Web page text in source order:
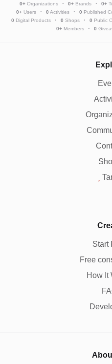
0+Organizations 0+Brands 0+
0+ Users 0 Activities 0 Published
0 Digital Products 0 Shops 0 Public
0+ Members 0
Start
Free
How It